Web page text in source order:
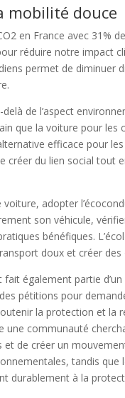
mobilité douce
en France avec 31%
réduire notre impact
permet de diminuer
de l’aspect
que la voiture pour les
efficace pour
du lien social tout
adopter
son véhicule,
bénéfiques.
doux et créer
également partie
pétitions pour
la protection et la
communauté
de créer un
tandis que
durablement à la